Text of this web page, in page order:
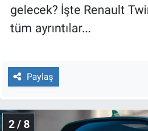
gelecek? İşte Renault
tüm ayrıntılar...
Paylaş
2 / 8
Teknoloji
Türkiye'nin Gündemi
Yerel Gündem